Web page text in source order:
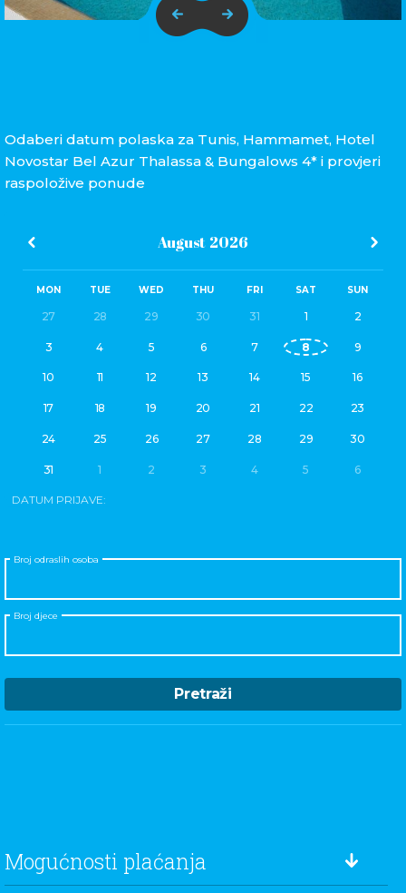
Odaberi datum polaska za Tunis, Hammamet, Hotel
Novostar Bel Azur Thalassa & Bungalows 4* i provjeri
raspoložive ponude
August 2026
MON TUE WED THU FRI SAT SUN
27 28 29 30 31 1 2
3 4 5 6 7 8 9
10 11 12 13 14 15 16
17 18 19 20 21 22 23
24 25 26 27 28 29 30
31 1 2 3 4 5 6
DATUM PRIJAVE:
Broj odraslih osoba
Broj djece
Pretraži
Mogućnosti plaćanja